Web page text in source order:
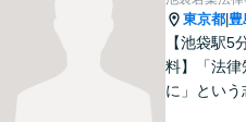
応】東京都 豊
【池袋駅5
料】「法律
に」という